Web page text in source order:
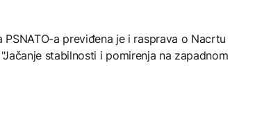
a previđena je i rasprava o Nacrtu
stabilnosti i pomirenja na zapadnom